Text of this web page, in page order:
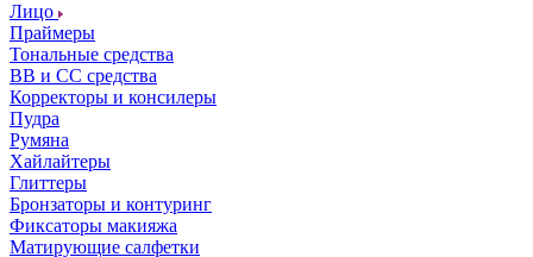
Лицо
Праймеры
Тональные средства
ВВ и СС средства
Корректоры и консилеры
Пудра
Румяна
Хайлайтеры
Глиттеры
Бронзаторы и контуринг
Фиксаторы макияжа
Матирующие салфетки